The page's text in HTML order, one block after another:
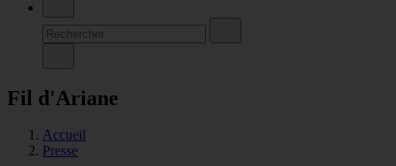
Fil d'Ariane
Accueil
Presse